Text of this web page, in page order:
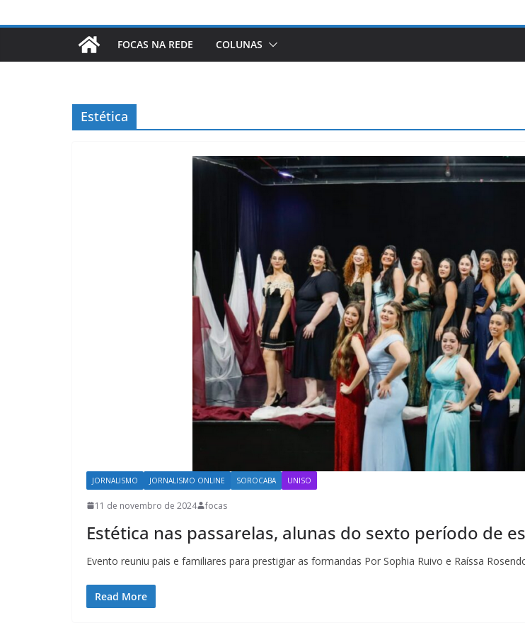
FOCAS NA REDE COLUNAS
Estética
JORNALISMO JORNALISMO ONLINE SOROCABA UNISO
11 de novembro de 2024 focas
Estética nas passarelas, alunas do sexto período de
Evento reuniu pais e familiares para prestigiar as formandas Por Sophia Ruivo e Raíssa
Read More